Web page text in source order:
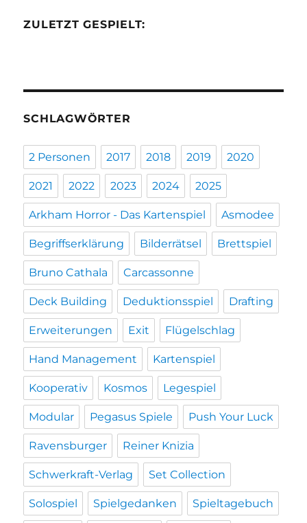
ZULETZT GESPIELT:
SCHLAGWÖRTER
2 Personen 2017 2018 2019 2020
2021 2022 2023 2024 2025
Arkham Horror - Das Kartenspiel Asmodee
Begriffserklärung Bilderrätsel Brettspiel
Bruno Cathala Carcassonne
Deck Building Deduktionsspiel Drafting
Erweiterungen Exit Flügelschlag
Hand Management Kartenspiel
Kooperativ Kosmos Legespiel
Modular Pegasus Spiele Push Your Luck
Ravensburger Reiner Knizia
Schwerkraft-Verlag Set Collection
Solospiel Spielgedanken Spieltagebuch